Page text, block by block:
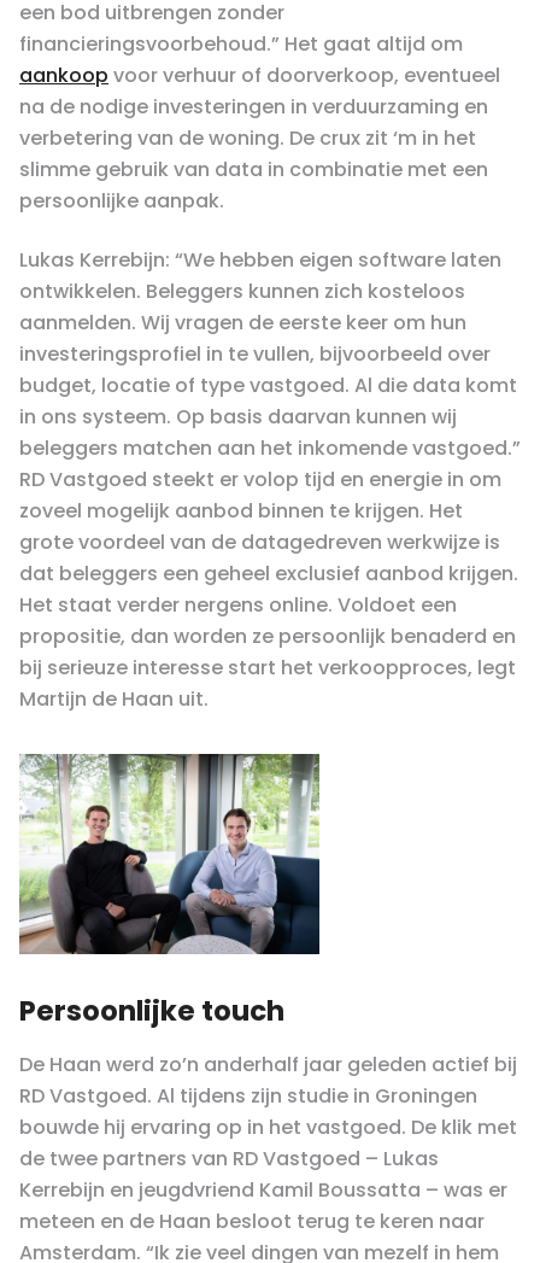
een bod uitbrengen zonder
financieringsvoorbehoud.” Het gaat altijd om
aankoop voor verhuur of doorverkoop, eventueel
na de nodige investeringen in verduurzaming en
verbetering van de woning. De crux zit ‘m in het
slimme gebruik van data in combinatie met een
persoonlijke aanpak.
Lukas Kerrebijn: “We hebben eigen software laten
ontwikkelen. Beleggers kunnen zich kosteloos
aanmelden. Wij vragen de eerste keer om hun
investeringsprofiel in te vullen, bijvoorbeeld over
budget, locatie of type vastgoed. Al die data komt
in ons systeem. Op basis daarvan kunnen wij
beleggers matchen aan het inkomende vastgoed.”
RD Vastgoed steekt er volop tijd en energie in om
zoveel mogelijk aanbod binnen te krijgen. Het
grote voordeel van de datagedreven werkwijze is
dat beleggers een geheel exclusief aanbod krijgen.
Het staat verder nergens online. Voldoet een
propositie, dan worden ze persoonlijk benaderd en
bij serieuze interesse start het verkoopproces, legt
Martijn de Haan uit.
Persoonlijke touch
De Haan werd zo’n anderhalf jaar geleden actief bij
RD Vastgoed. Al tijdens zijn studie in Groningen
bouwde hij ervaring op in het vastgoed. De klik met
de twee partners van RD Vastgoed – Lukas
Kerrebijn en jeugdvriend Kamil Boussatta – was er
meteen en de Haan besloot terug te keren naar
Amsterdam. “Ik zie veel dingen van mezelf in hem